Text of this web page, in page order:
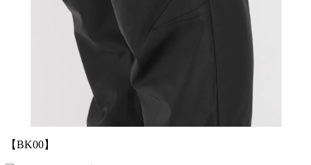
【BK00】